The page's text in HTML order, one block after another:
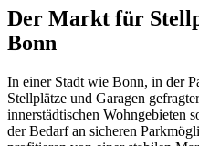
Der Markt für
Bonn
In einer Stadt wie Bonn, in der
Stellplätze und Garagen
innerstädtischen Wohngebieten
der Bedarf an sicheren